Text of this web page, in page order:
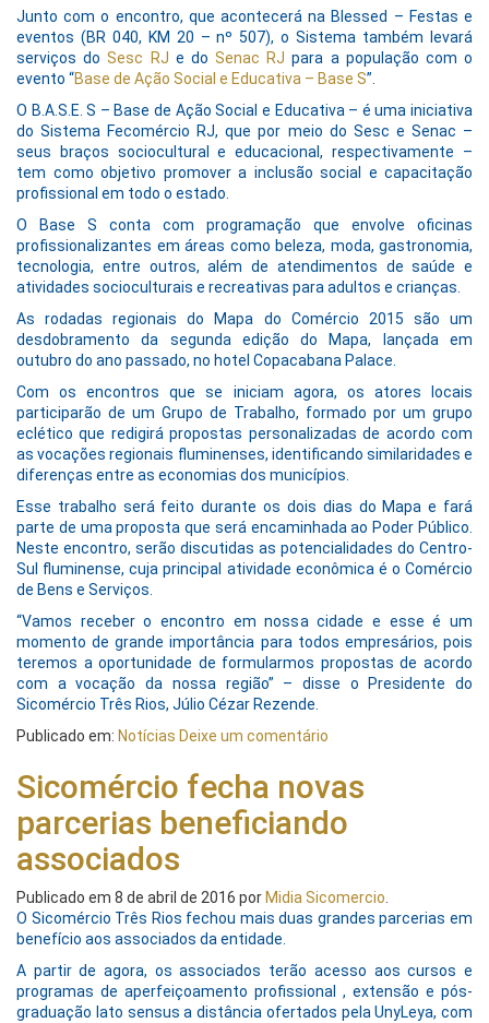
Junto com o encontro, que acontecerá na Blessed – Festas e
eventos (BR 040, KM 20 – nº 507), o Sistema também levará
serviços do Sesc RJ e doSenac RJ para a população com o
evento “Base de Ação Social e Educativa – Base S”.
O B.A.S.E. S – Base de Ação Social e Educativa – é uma iniciativa
do Sistema Fecomércio RJ, que por meio do Sesc e Senac –
seus braços sociocultural e educacional, respectivamente –
tem como objetivo promover a inclusão social e capacitação
profissional em todo o estado.
O Base S conta com programação que envolve oficinas
profissionalizantes em áreas como beleza, moda, gastronomia,
tecnologia, entre outros, além de atendimentos de saúde e
atividades socioculturais e recreativas para adultos e crianças.
As rodadas regionais do Mapa do Comércio 2015 são um
desdobramento da segunda edição do Mapa, lançada em
outubro do ano passado, no hotel Copacabana Palace.
Com os encontros que se iniciam agora, os atores locais
participarão de um Grupo de Trabalho, formado por um grupo
eclético que redigirá propostas personalizadas de acordo com
as vocações regionais fluminenses, identificando similaridades e
diferenças entre as economias dos municípios.
Esse trabalho será feito durante os dois dias do Mapa e fará
parte de uma proposta que será encaminhada ao Poder Público.
Neste encontro, serão discutidas as potencialidades do Centro-
Sul fluminense, cuja principal atividade econômica é o Comércio
de Bens e Serviços.
“Vamos receber o encontro em nossa cidade e esse é um
momento de grande importância para todos empresários, pois
teremos a oportunidade de formularmos propostas de acordo
com a vocação da nossa região” – disse o Presidente do
Sicomércio Três Rios, Júlio Cézar Rezende.
Publicado em: Notícias Deixe um comentário
Sicomércio fecha novas
parcerias beneficiando
associados
Publicado em 8 de abril de 2016 por Midia Sicomercio
O Sicomércio Três Rios fechou mais duas grandes parcerias em
benefício aos associados da entidade.
A partir de agora, os associados terão acesso aos cursos e
programas de aperfeiçoamento profissional , extensão e pós-
graduação lato sensus a distância ofertados pela UnyLeya, com